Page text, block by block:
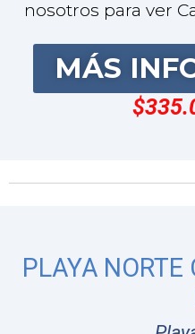
PLAYA